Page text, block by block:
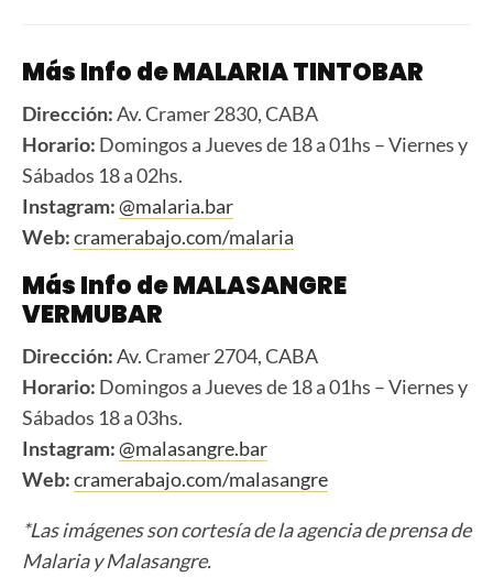
Más Info de MALARIA TINTOBAR
Dirección:Av. Cramer 2830, CABA
Horario: Domingos a Jueves de 18 a 01hs – Viernes y
Sábados 18 a 02hs.
Instagram:@malaria.bar
Web:cramerabajo.com/malaria
Más Info de MALASANGRE
VERMUBAR
Dirección:Av. Cramer 2704, CABA
Horario: Domingos a Jueves de 18 a 01hs – Viernes y
Sábados 18 a 03hs.
Instagram:@malasangre.bar
Web:cramerabajo.com/malasangre
*Las imágenes son cortesía de la agencia de prensa de
Malaria y Malasangre.